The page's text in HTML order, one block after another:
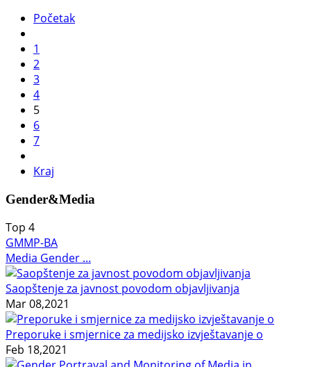
Početak
1
2
3
4
5
6
7
Kraj
Gender&Media
Top 4
GMMP-BA
Media Gender ...
Saopštenje za javnost povodom objavljivanja
Mar 08,2021
Preporuke i smjernice za medijsko izvještavanje o
Feb 18,2021